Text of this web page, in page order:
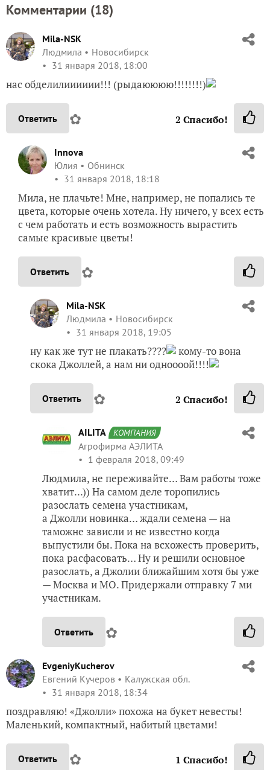
Комментарии (18)
Mila-NSK
Людмила
Новосибирск
31 января 2018, 18:00
нас обделилииииии!!! (рыдаюююю!!!!!!!!)
Ответить ✿ 2 Спасибо!
Innova
Юлия
Обнинск
31 января 2018, 18:18
Мила, не плачьте! Мне, например, не попались те
цвета, которые очень хотела. Ну ничего, у всех есть
с чем работать и есть возможность вырастить
самые красивые цветы!
Ответить ✿
Mila-NSK
Людмила
Новосибирск
31 января 2018, 19:05
ну как же тут не плакать????
кому-то вона
скока Джоллей, а нам ни одноооой!!!!
Ответить ✿ 2 Спасибо!
AILITA КОМПАНИЯ
Агрофирма АЭЛИТА
1 февраля 2018, 09:49
Людмила, не переживайте… Вам работы тоже
хватит...)) На самом деле торопились
разослать семена участникам,
а Джолли новинка… ждали семена — на
таможне зависли и не известно когда
выпустили бы. Пока на всхожесть проверить,
пока расфасовать… Ну и решили основное
разослать, а Джолии ближайшим хотя бы уже
— Москва и МО. Придержали отправку 7 ми
участникам.
Ответить ✿
EvgeniyKucherov
Евгений Кучеров
Калужская обл.
31 января 2018, 18:34
поздравляю! «Джолли» похожа на букет невесты!
Маленький, компактный, набитый цветами!
Ответить ✿ 1 Спасибо!